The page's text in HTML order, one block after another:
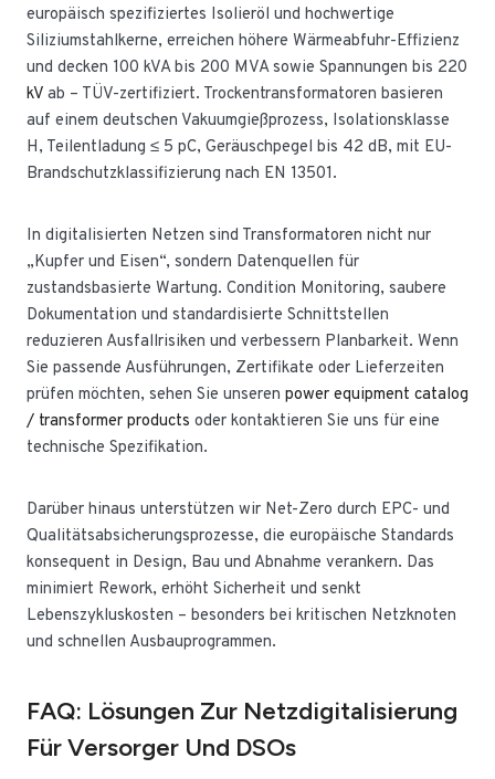
europäisch spezifiziertes Isolieröl und hochwertige
Siliziumstahlkerne, erreichen höhere Wärmeabfuhr-Effizienz
und decken 100 kVA bis 200 MVA sowie Spannungen bis 220
kV ab – TÜV-zertifiziert. Trockentransformatoren basieren
auf einem deutschen Vakuumgießprozess, Isolationsklasse
H, Teilentladung ≤ 5 pC, Geräuschpegel bis 42 dB, mit EU-
Brandschutzklassifizierung nach EN 13501.
In digitalisierten Netzen sind Transformatoren nicht nur
„Kupfer und Eisen“, sondern Datenquellen für
zustandsbasierte Wartung. Condition Monitoring, saubere
Dokumentation und standardisierte Schnittstellen
reduzieren Ausfallrisiken und verbessern Planbarkeit. Wenn
Sie passende Ausführungen, Zertifikate oder Lieferzeiten
prüfen möchten, sehen Sie unseren power equipment catalog
/ transformer products oder kontaktieren Sie uns für eine
technische Spezifikation.
Darüber hinaus unterstützen wir Net-Zero durch EPC- und
Qualitätsabsicherungsprozesse, die europäische Standards
konsequent in Design, Bau und Abnahme verankern. Das
minimiert Rework, erhöht Sicherheit und senkt
Lebenszykluskosten – besonders bei kritischen Netzknoten
und schnellen Ausbauprogrammen.
FAQ: Lösungen Zur Netzdigitalisierung
Für Versorger Und DSOs